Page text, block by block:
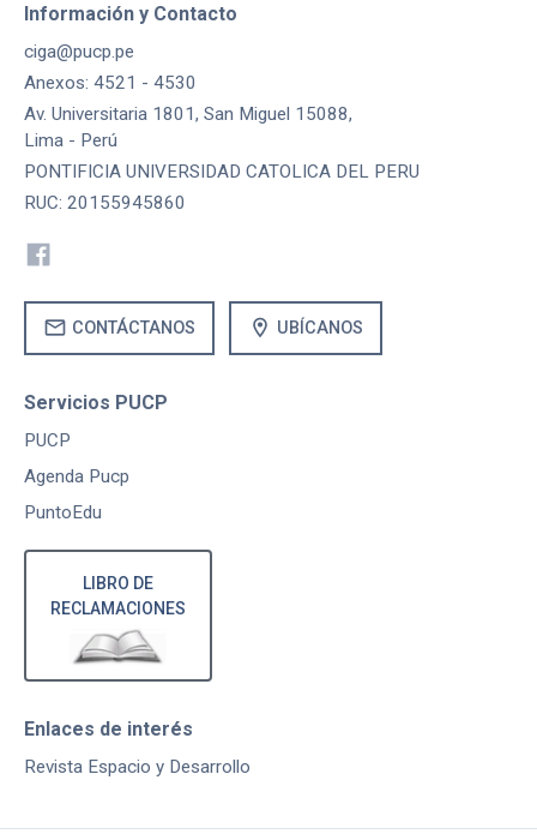
Información y Contacto
ciga@pucp.pe
Anexos: 4521 - 4530
Av. Universitaria 1801, San Miguel 15088,
Lima - Perú
PONTIFICIA UNIVERSIDAD CATOLICA DEL PERU
RUC: 20155945860
mail CONTÁCTANOS location_on UBÍCANOS
Servicios PUCP
PUCP
Agenda Pucp
PuntoEdu
LIBRO DE
RECLAMACIONES
Enlaces de interés
Revista Espacio y Desarrollo